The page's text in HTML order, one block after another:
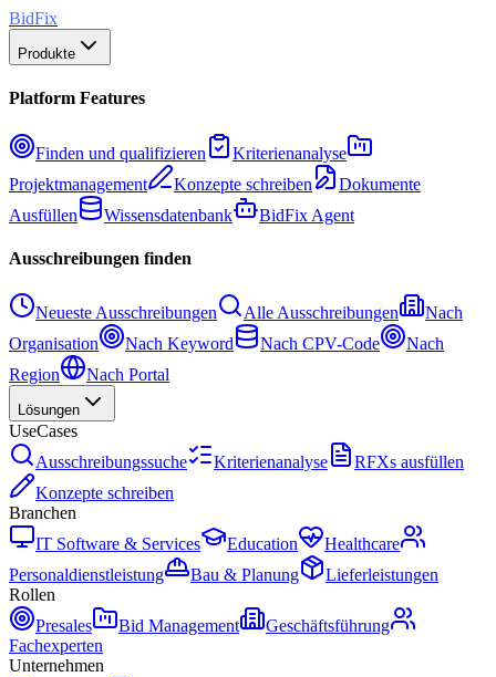
BidFix
Produkte
Platform Features
Finden und qualifizieren
Kriterienanalyse
Projektmanagement
Konzepte schreiben
Dokumente
Ausfüllen
Wissensdatenbank BidFix Agent
Ausschreibungen finden
Neueste Ausschreibungen Alle Ausschreibungen
Nach
Organisation
Nach Keyword Nach CPV-Code
Nach
Region
Nach Portal
Lösungen
UseCases
Ausschreibungssuche
Kriterienanalyse
RFXs ausfüllen
Konzepte schreiben
Branchen
IT Software & Services
Education
Healthcare
Personaldienstleistung
Bau & Planung
Lieferleistungen
Rollen
Presales
Bid Management
Geschäftsführung
Fachexperten
Unternehmen